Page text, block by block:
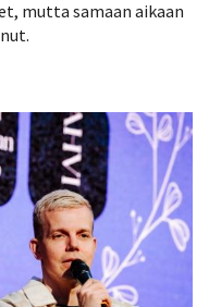
mutta samaan aikaan